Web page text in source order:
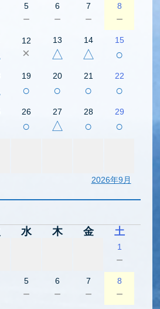
5
－
6
－
7
－
8
－
12
×
13
△
14
△
15
○
19
○
20
○
21
○
22
○
26
○
27
△
28
○
29
○
2026年9月
水 木 金 土
1
－
5
－
6
－
7
－
8
－